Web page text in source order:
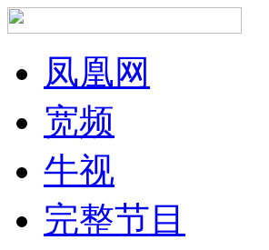
凤凰网
宽频
牛视
完整节目